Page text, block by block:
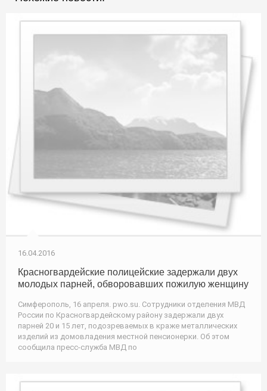
16.04.2016
Красногвардейские полицейские задержали двух
молодых парней, обворовавших пожилую женщину
Симферополь, 16 апреля. pwo.su. Сотрудники отделения МВД
России по Красногвардейскому району задержали двух
парней 20 и 15 лет, подозреваемых в краже металлических
изделий из домовладения местной пенсионерки. Об этом
сообщила пресс-служба МВД по